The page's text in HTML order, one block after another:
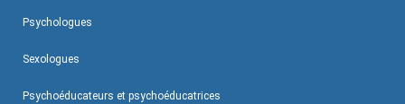
Psychologues
Sexologues
Psychoéducateurs et psychoéducatrices